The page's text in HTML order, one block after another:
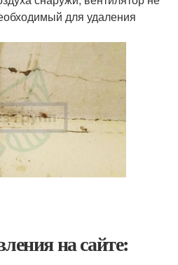
для удаления
на сайте: